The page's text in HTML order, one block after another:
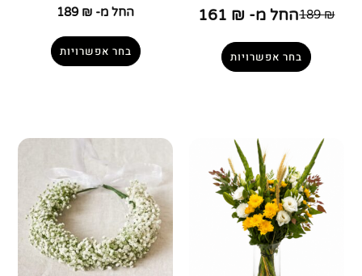
189₪ החל מ- 161 ₪
בחר אפשרויות
החל מ- 189 ₪
בחר אפשרויות